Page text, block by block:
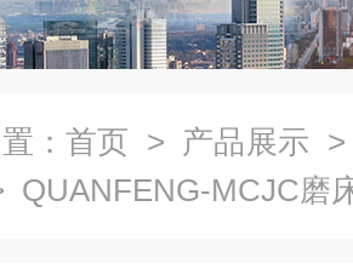
： 首页 > 产品展示
QUANFENG-MCJC磨